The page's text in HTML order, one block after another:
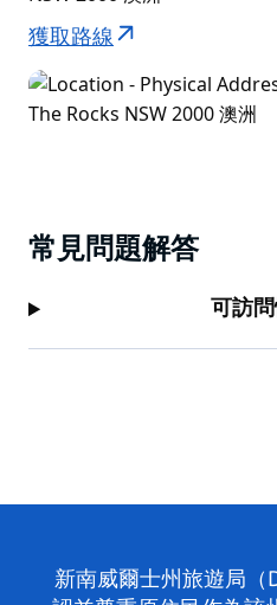
獲取路線
常見問題解答
可訪
新南威爾士州旅遊局